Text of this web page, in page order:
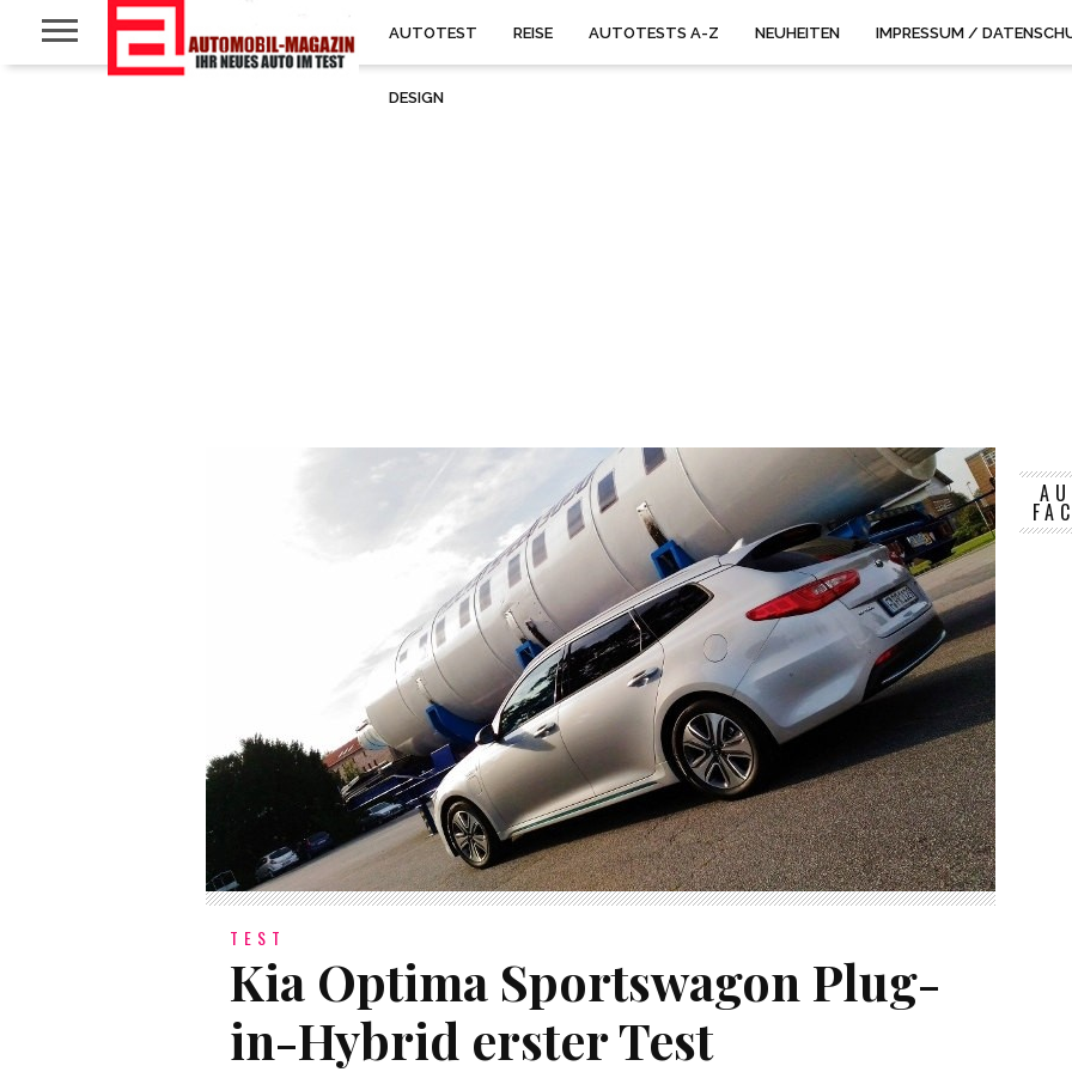
AUTOTEST REISE AUTOTESTS A-Z NEUHEITEN IMPRESSUM /
DESIGN
TEST
Kia Optima Sportswagon Plug-
in-Hybrid erster Test